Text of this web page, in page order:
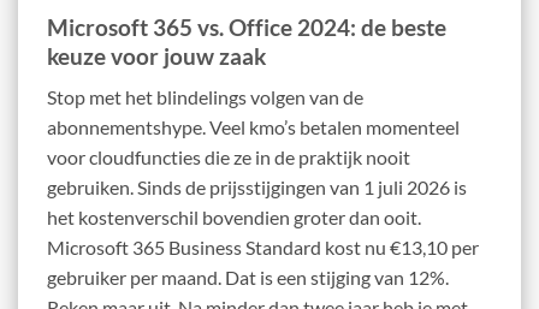
Microsoft 365 vs. Office 2024: de beste
keuze voor jouw zaak
Stop met het blindelings volgen van de
abonnementshype. Veel kmo’s betalen momenteel
voor cloudfuncties die ze in de praktijk nooit
gebruiken. Sinds de prijsstijgingen van 1 juli 2026 is
het kostenverschil bovendien groter dan ooit.
Microsoft 365 Business Standard kost nu €13,10 per
gebruiker per maand. Dat is een stijging van 12%.